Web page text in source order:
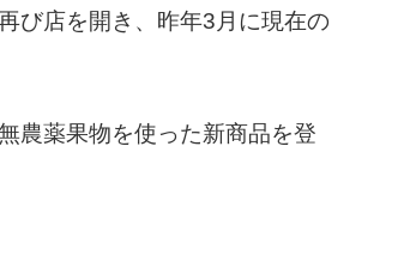
び店を開き、昨年3月に現在の
農薬果物を使った新商品を登